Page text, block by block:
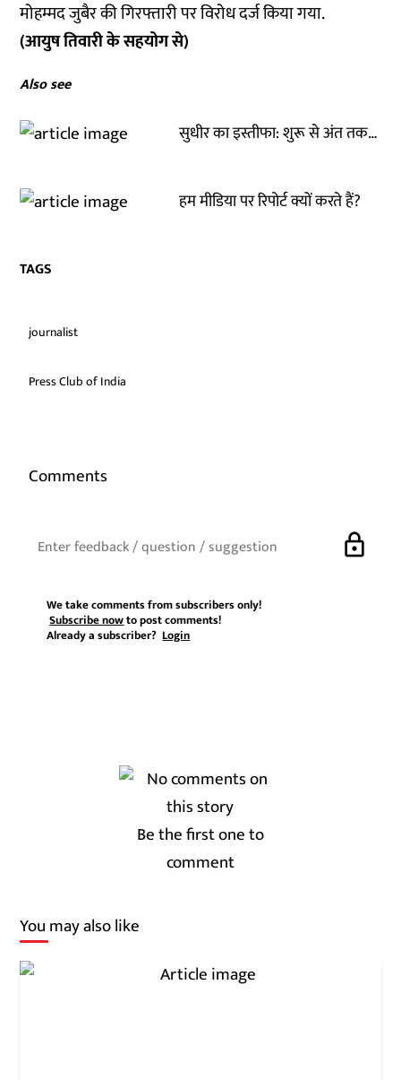
मोहम्मद जुबैर की गिरफ्तारी पर विरोध दर्ज किया गया.
(आयुष तिवारी के सहयोग से)
Also see
सुधीर का इस्तीफा: शुरू से अंत तक…
हम मीडिया पर रिपोर्ट क्यों करते हैं?
TAGS
journalist
Press Club of India
Comments
lock
We take comments from subscribers only!
Subscribe nowto post comments!
Already a subscriber?Login
Be the first one to
comment
You may also like